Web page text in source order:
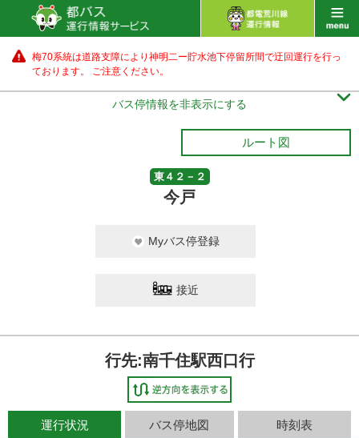
梅70系統は道路支障により神明二ー貯水池下停留所間で迂回運行を行っ
ております。 ご注意ください。
バス停情報を非表示にする 
ルート図
東４２－２
今戸
Myバス停登録
接近
行先:南千住駅西口行
運行状況 バス停地図 時刻表